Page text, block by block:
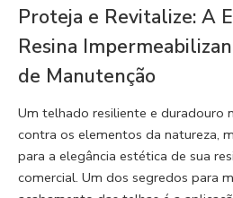
Proteja e Revitalize: A
Resina
de Manutenção
Um telhado resiliente e duradouro
contra os elementos da natureza,
para a elegância estética de sua
comercial. Um dos segredos para